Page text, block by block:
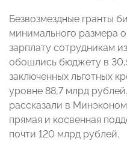
Безвозмездные гранты
минимального размера
зарплату сотрудникам
обошлись бюджету в
заключенных льготных
уровне 88,7 млрд
рассказали в
прямая и косвенная
почти 120 млрд рублей.